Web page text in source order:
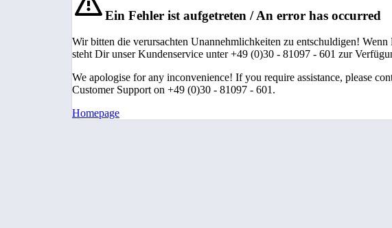
Ein Fehler ist aufgetreten / An error has occurred
Wir bitten die verursachten Unannehmlichkeiten zu entschuldigen!
steht Dir unser Kundenservice unter +49 (0)30 - 81097 - 601 zur
We apologise for any inconvenience! If you require assistance, please
Customer Support on +49 (0)30 - 81097 - 601.
Homepage